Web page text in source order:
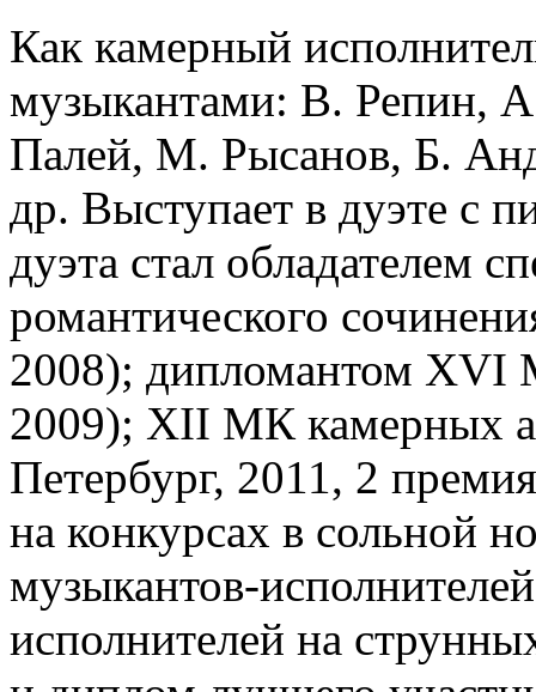
Как камерный
музыкантами: В. Репин,
Палей, М. Рысанов, Б.
др. Выступает в дуэте с
дуэта стал обладателем
романтического
2008); дипломантом XVI
2009); XII МК камерных
Петербург, 2011, 2
на конкурсах в сольной
музыкантов-
исполнителей на